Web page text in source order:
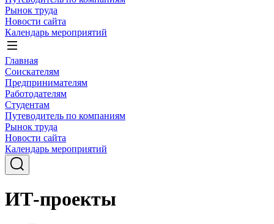
Рынок труда
Новости сайта
Календарь мероприятий
Главная
Соискателям
Предпринимателям
Работодателям
Студентам
Путеводитель по компаниям
Рынок труда
Новости сайта
Календарь мероприятий
ИТ-проекты